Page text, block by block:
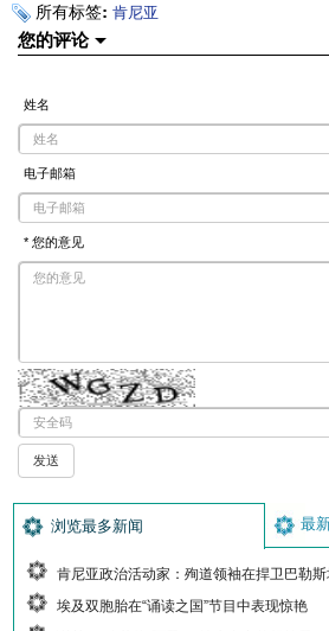
所有标签: 肯尼亚
您的评论
姓名
电子邮箱
* 您的意见
浏览最多新闻 最
肯尼亚政治活动家：殉道领袖在捍卫巴勒
埃及双胞胎在“诵读之国”节目中表现惊艳